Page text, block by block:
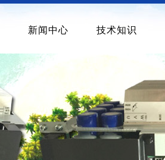
新闻中心 技术知识